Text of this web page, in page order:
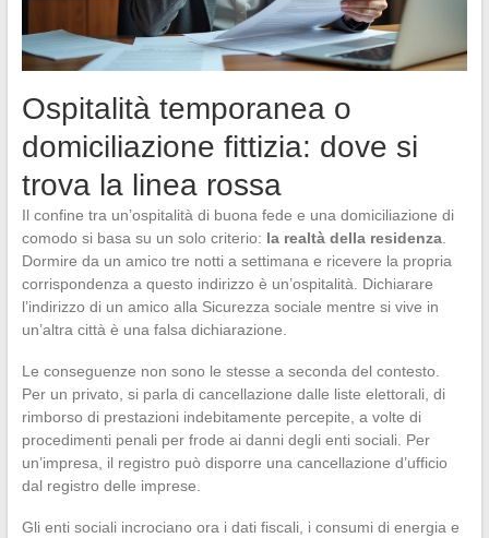
Ospitalità temporanea o
domiciliazione fittizia: dove si
trova la linea rossa
Il confine tra un’ospitalità di buona fede e una domiciliazione di
comodo si basa su un solo criterio: la realtà della residenza.
Dormire da un amico tre notti a settimana e ricevere la propria
corrispondenza a questo indirizzo è un’ospitalità. Dichiarare
l’indirizzo di un amico alla Sicurezza sociale mentre si vive in
un’altra città è una falsa dichiarazione.
Le conseguenze non sono le stesse a seconda del contesto.
Per un privato, si parla di cancellazione dalle liste elettorali, di
rimborso di prestazioni indebitamente percepite, a volte di
procedimenti penali per frode ai danni degli enti sociali. Per
un’impresa, il registro può disporre una cancellazione d’ufficio
dal registro delle imprese.
Gli enti sociali incrociano ora i dati fiscali, i consumi di energia e